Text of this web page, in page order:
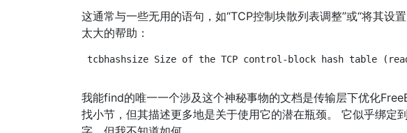
这通常与一些无用的语句，如“TCP控制块散列表调整”或“将其设
太大的帮助：
tcbhashsize Size of the TCP control-block hash table
我能find的唯一一个涉及这个神秘事物的文档是传输层下优化
找小节，但其描述更多地是关于使用它的潜在瓶颈。 它似乎绑定